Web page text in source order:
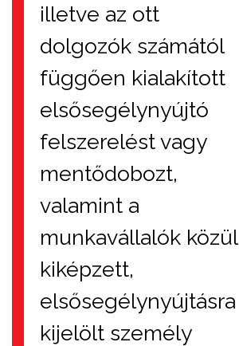
illetve az ott
dolgozók számától
függően kialakított
elsősegélynyújtó
felszerelést vagy
mentődobozt,
valamint a
munkavállalók közül
kiképzett,
elsősegélynyújtásra
kijelölt személy